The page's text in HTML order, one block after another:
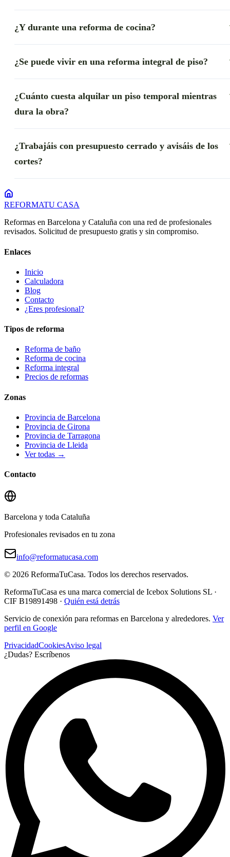
¿Y durante una reforma de cocina?
¿Se puede vivir en una reforma integral de piso?
¿Cuánto cuesta alquilar un piso temporal mientras
dura la obra?
¿Trabajáis con presupuesto cerrado y avisáis de los
cortes?
REFORMATU CASA
Reformas en Barcelona y Cataluña con una red de profesionales
revisados. Solicitud de presupuesto gratis y sin compromiso.
Enlaces
Inicio
Calculadora
Blog
Contacto
¿Eres profesional?
Tipos de reforma
Reforma de baño
Reforma de cocina
Reforma integral
Precios de reformas
Zonas
Provincia de Barcelona
Provincia de Girona
Provincia de Tarragona
Provincia de Lleida
Ver todas →
Contacto
Barcelona y toda Cataluña
Profesionales revisados en tu zona
info@reformatucasa.com
© 2026 ReformaTuCasa. Todos los derechos reservados.
ReformaTuCasa es una marca comercial de Icebox Solutions SL ·
CIF B19891498 · Quién está detrás
Servicio de conexión para reformas en Barcelona y alrededores. Ver
perfil en Google
PrivacidadCookiesAviso legal
¿Dudas? Escríbenos